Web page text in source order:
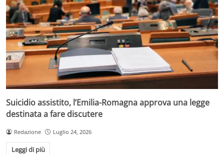
Suicidio assistito, l’Emilia-Romagna approva una legge
destinata a fare discutere
Redazione Luglio 24, 2026
Leggi di più